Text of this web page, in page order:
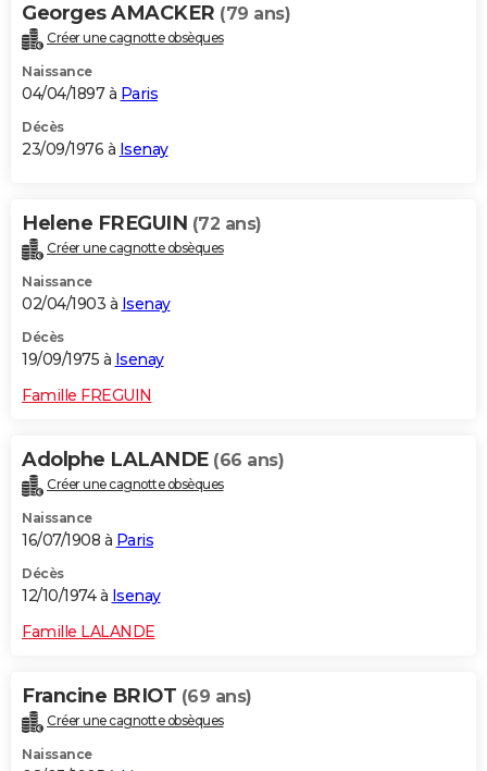
Georges AMACKER (79 ans)
Créer une cagnotte obsèques
Naissance
04/04/1897 à Paris
Décès
23/09/1976 à Isenay
Helene FREGUIN (72 ans)
Créer une cagnotte obsèques
Naissance
02/04/1903 à Isenay
Décès
19/09/1975 à Isenay
Famille FREGUIN
Adolphe LALANDE (66 ans)
Créer une cagnotte obsèques
Naissance
16/07/1908 à Paris
Décès
12/10/1974 à Isenay
Famille LALANDE
Francine BRIOT (69 ans)
Créer une cagnotte obsèques
Naissance